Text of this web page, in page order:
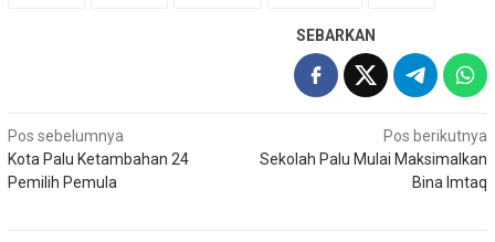
SEBARKAN
Navigasi
pos
Pos sebelumnya
Kota Palu Ketambahan 24
Pemilih Pemula
Pos berikutnya
Sekolah Palu Mulai Maksimalkan
Bina Imtaq